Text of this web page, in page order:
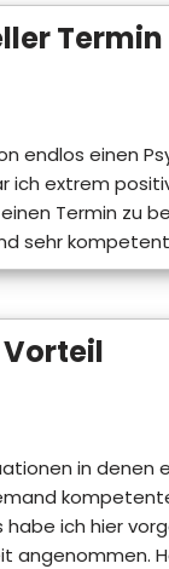
Termin
endlos einen
ich extrem
Termin zu
sehr
in denen
habe ich hier
angenommen.